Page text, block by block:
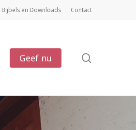
Bijbels en Downloads Contact
Geef nu